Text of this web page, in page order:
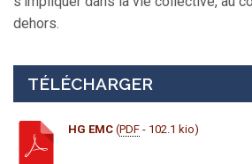
dehors.
TÉLÉCHARGER
HG EMC (PDF - 102.1 kio)